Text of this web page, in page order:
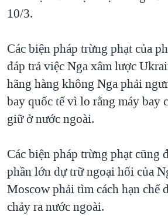
QUAN HỆ VIỆT MỸ
10/3.
Các biện pháp trừng phạt của
đáp trả việc Nga xâm lược
hãng hàng không Nga phải
bay quốc tế vì lo rằng máy bay
giữ ở nước ngoài.
Các biện pháp trừng phạt cũng
phần lớn dự trữ ngoại hối của
Moscow phải tìm cách hạn chế
chảy ra nước ngoài.